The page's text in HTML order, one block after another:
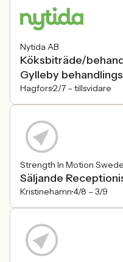
Nytida AB
Köksbiträde/
Gylleby
Hagfors2/7 – tillsvidare
Strength In Motion
Säljande
Kristinehamn4/8 – 3/9